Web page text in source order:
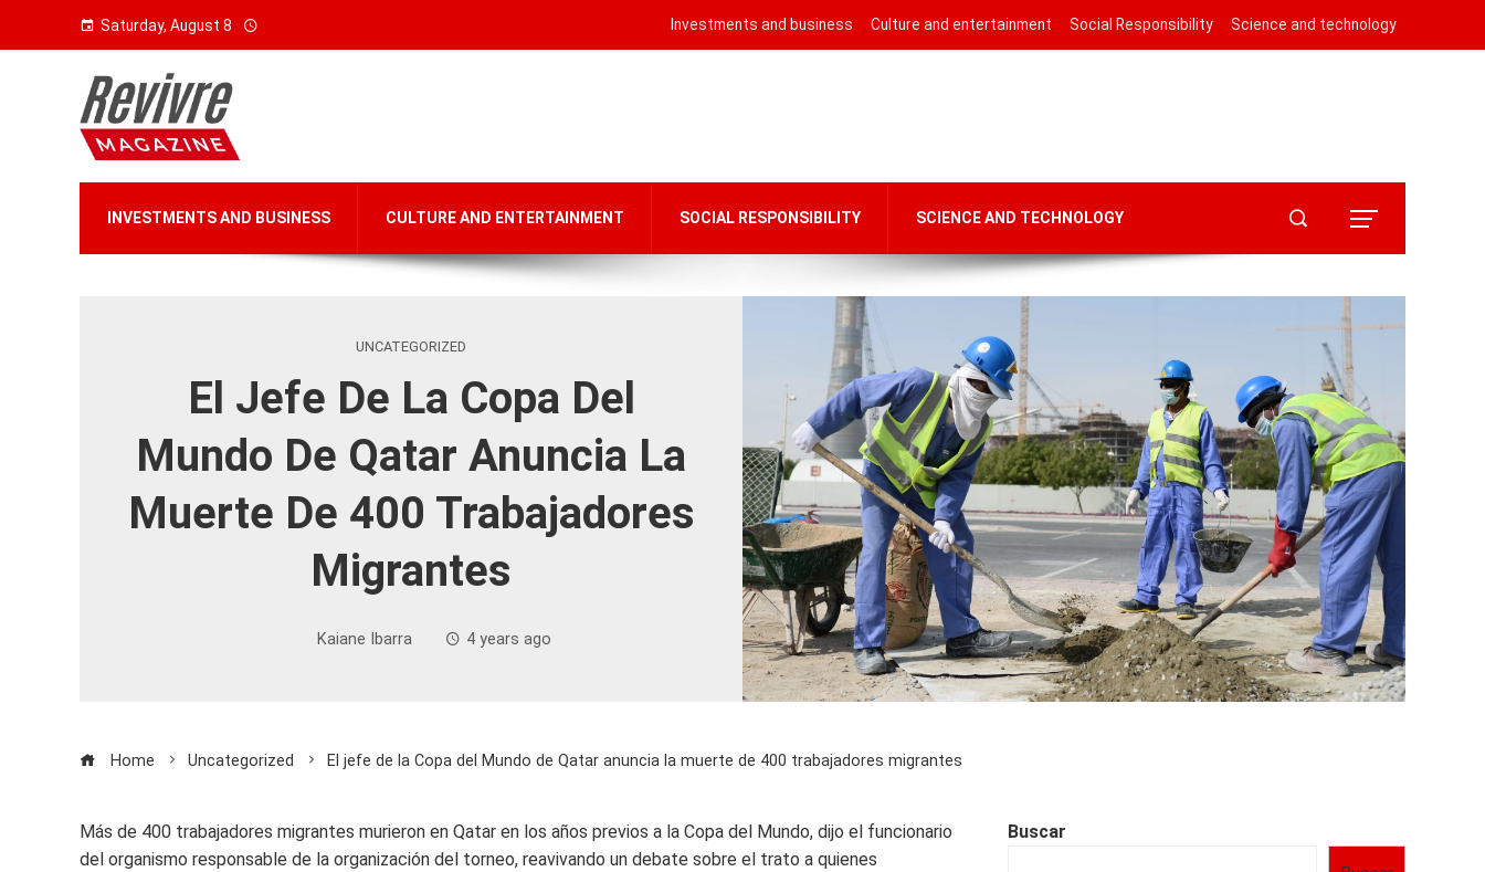
Saturday, August 8 Investments and business Culture and entertainment Social Responsibility Science and technology
INVESTMENTS AND BUSINESS CULTURE AND ENTERTAINMENT SOCIAL RESPONSIBILITY SCIENCE AND TECHNOLOGY
UNCATEGORIZED
El Jefe De La Copa Del
Mundo De Qatar Anuncia La
Muerte De 400 Trabajadores
Migrantes
Kaiane Ibarra 4 years ago
Home Uncategorized El jefe de la Copa del Mundo de Qatar anuncia la muerte de 400 trabajadores migrantes
Más de 400 trabajadores migrantes murieron en Qatar en los años previos a la Copa del Mundo, dijo el funcionario
del organismo responsable de la organización del torneo, reavivando un debate sobre el trato a quienes
Buscar